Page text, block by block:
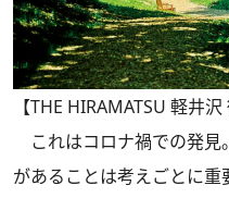
【THE HIRAMATSU 軽井沢
これはコロナ禍での発見
があることは考えごとに